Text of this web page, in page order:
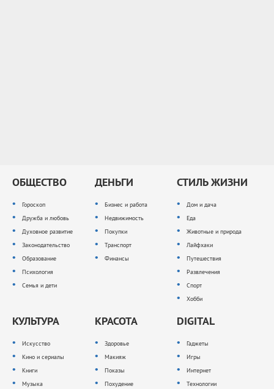
ОБЩЕСТВО
Гороскоп
Дружба и любовь
Духовное развитие
Законодательство
Образование
Психология
Семья и дети
ДЕНЬГИ
Бизнес и работа
Недвижимость
Покупки
Транспорт
Финансы
СТИЛЬ ЖИЗНИ
Дом и дача
Еда
Животные и природа
Лайфхаки
Путешествия
Развлечения
Спорт
Хобби
КУЛЬТУРА
Искусство
Кино и сериалы
Книги
Музыка
КРАСОТА
Здоровье
Макияж
Показы
Похудение
DIGITAL
Гаджеты
Игры
Интернет
Технологии